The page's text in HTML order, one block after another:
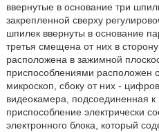
ввернутые в основание три
закрепленной сверху
шпилек ввернуты в основание
третья смещена от них в
расположена в зажимной
приспособлениями расположен
микроскоп, сбоку от них -
видеокамера, подсоединенная
приспособление электрически
электронного блока, который